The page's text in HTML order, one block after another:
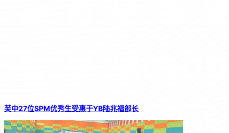
芙中27位SPM优秀生受惠于YB陆兆福部长